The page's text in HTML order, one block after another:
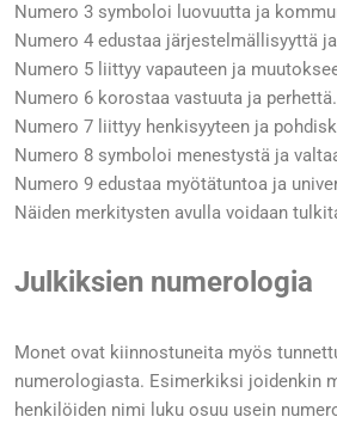
Numero 3 symboloi luovuutta ja
Numero 4 edustaa järjestelmällisyyttä
Numero 5 liittyy vapauteen ja
Numero 6 korostaa vastuuta ja perhettä.
Numero 7 liittyy henkisyyteen ja
Numero 8 symboloi menestystä ja
Numero 9 edustaa myötätuntoa ja
Näiden merkitysten avulla voidaan
Julkiksien numerologia
Monet ovat kiinnostuneita myös
numerologiasta. Esimerkiksi joidenkin
henkilöiden nimi luku osuu usein